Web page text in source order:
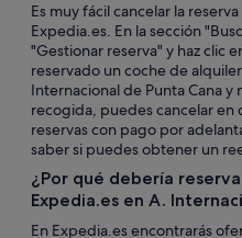
Es muy fácil cancelar la
Expedia.es. En la sección
"Gestionar reserva" y haz clic
reservado un coche de
Internacional de Punta Cana y
recogida, puedes cancelar en
reservas con pago por
saber si puedes obtener un
¿Por qué debería
Expedia.es en A.
En Expedia.es encontrarás